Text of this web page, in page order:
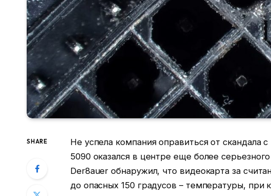
SHARE
Не успела компания оправиться от скандала
5090 оказался в центре еще более
Der8auer обнаружил, что видеокарта за
до опасных 150 градусов – температуры, при